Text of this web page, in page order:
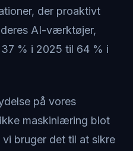
der proaktivt
AI-værktøjer,
% i 2025 til 64 % i
på vores
maskinlæring blot
bruger det til at sikre